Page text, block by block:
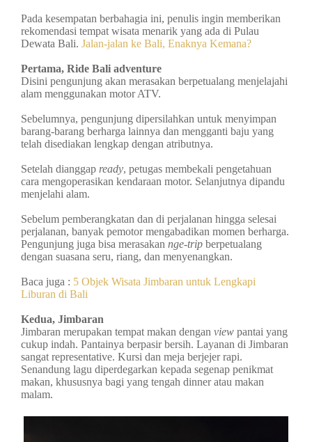
Pada kesempatan berbahagia ini, penulis ingin memberikan
rekomendasi tempat wisata menarik yang ada di Pulau
Dewata Bali. Jalan-jalan ke Bali, Enaknya Kemana?
Pertama, Ride Bali adventure
Disini pengunjung akan merasakan berpetualang menjelajahi
alam menggunakan motor ATV.
Sebelumnya, pengunjung dipersilahkan untuk menyimpan
barang-barang berharga lainnya dan mengganti baju yang
telah disediakan lengkap dengan atributnya.
Setelah dianggap ready, petugas membekali pengetahuan
cara mengoperasikan kendaraan motor. Selanjutnya dipandu
menjelahi alam.
Sebelum pemberangkatan dan di perjalanan hingga selesai
perjalanan, banyak pemotor mengabadikan momen berharga.
Pengunjung juga bisa merasakan nge-trip berpetualang
dengan suasana seru, riang, dan menyenangkan.
Baca juga : 5 Objek Wisata Jimbaran untuk Lengkapi
Liburan di Bali
Kedua, Jimbaran
Jimbaran merupakan tempat makan dengan view pantai yang
cukup indah. Pantainya berpasir bersih. Layanan di Jimbaran
sangat representative. Kursi dan meja berjejer rapi.
Senandung lagu diperdegarkan kepada segenap penikmat
makan, khususnya bagi yang tengah dinner atau makan
malam.